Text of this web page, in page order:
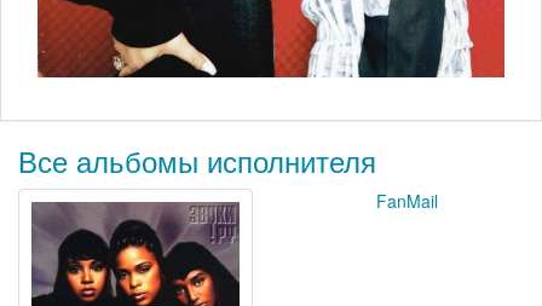
Все альбомы исполнителя
FanMail